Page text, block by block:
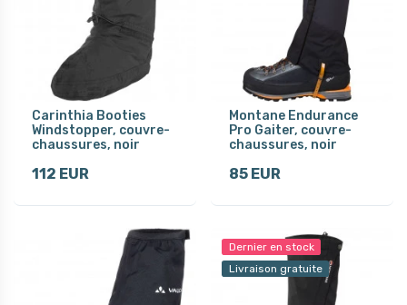
Carinthia Booties
Windstopper, couvre-
chaussures, noir
112 EUR
Montane Endurance
Pro Gaiter, couvre-
chaussures, noir
85 EUR
Dernier en stock
Livraison gratuite